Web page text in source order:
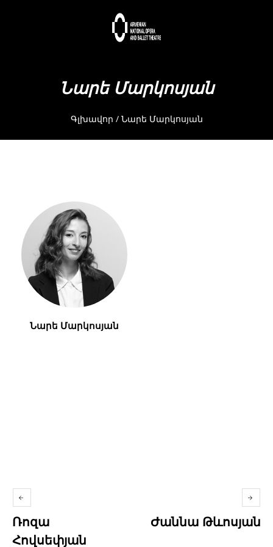
Նարե Մարկոսյան
Գլխավոր / Նարե Մարկոսյան
Նարե Մարկոսյան
Ռոզա
Հովսեփյան
Ժաննա Թևոսյան